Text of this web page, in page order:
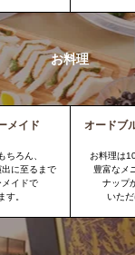
お料理
メイド
ちろん、
に至るまで
メイドで
す。
オードブ
お料理は
豊富なメ
ナップ
いただ